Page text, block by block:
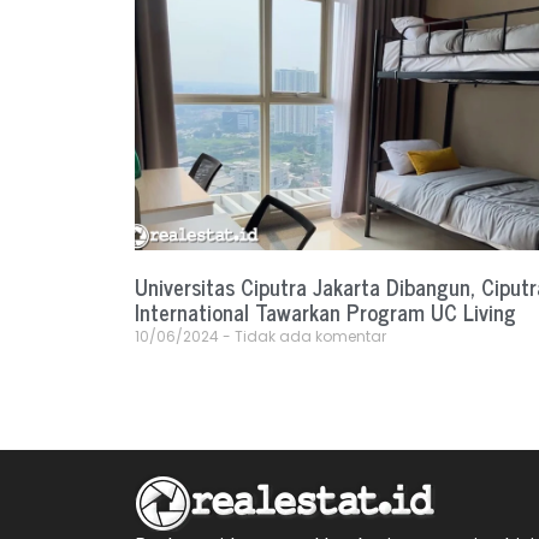
Universitas Ciputra Jakarta Dibangun,
International Tawarkan Program UC Living
10/06/2024 Tidak ada komentar